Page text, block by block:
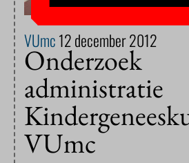
VUmc12 december 2012
Onderzoek
administratie
VUmc